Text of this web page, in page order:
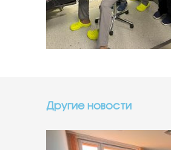
Другие новости